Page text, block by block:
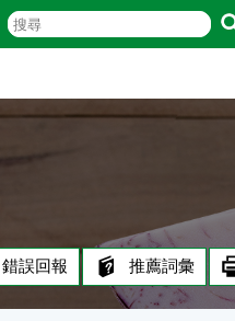
錯誤回報 推薦詞彙